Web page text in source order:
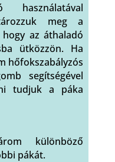
meg a
az áthaladó
ütközzön. Ha
hőfokszabályzós
segítségével
tudjuk a páka
különböző
pákát.